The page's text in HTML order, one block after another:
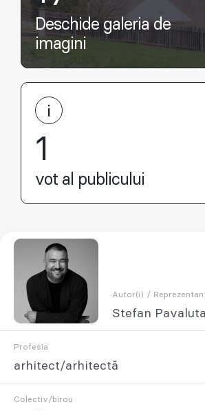
Deschide galeria de
imagini
1
vot al publicului
Autor(i) /
Stefan Pavaluta
Profesia
arhitect/arhitectă
Colectiv/birou